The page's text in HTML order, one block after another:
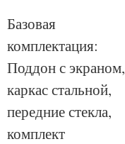
Базовая
комплектация:
Поддон с экраном,
каркас стальной,
передние стекла,
комплект